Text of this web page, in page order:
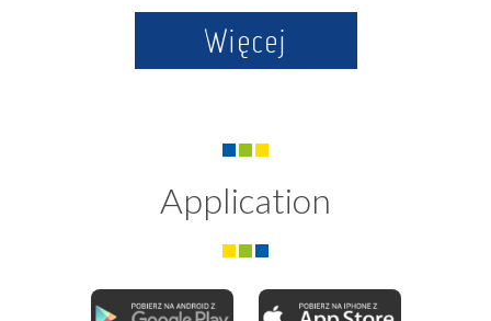
Więcej
Application